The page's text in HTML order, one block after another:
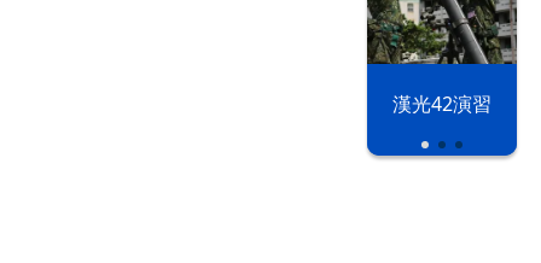
漢光42演習